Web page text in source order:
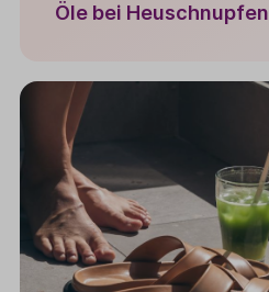
Öle bei Heuschnupfen